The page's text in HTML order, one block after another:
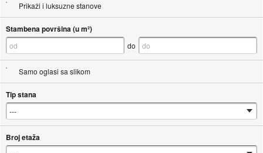
Prikaži i luksuzne stanove
Stambena površina (u m²)
do
Samo oglasi sa slikom
Tip stana
Broj etaža